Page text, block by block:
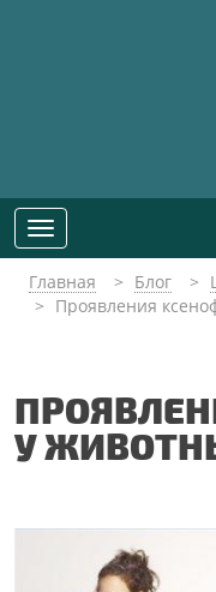
Toggle
navigation
Главная
Блог
Проявления
У